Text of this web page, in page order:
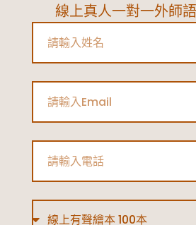
線上真人一對一外師